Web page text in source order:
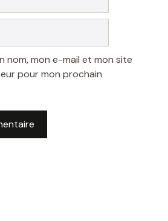
nom, mon e-mail et mon site
pour mon prochain